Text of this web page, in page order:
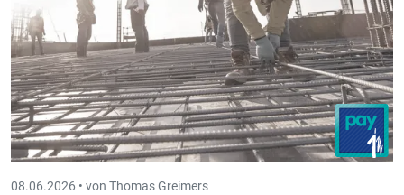
08.06.2026 • von Thomas Greimers